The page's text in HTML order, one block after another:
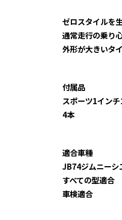
ゼロスタイルを
通常走行の乗り
外形が大きいタ
付属品
スポーツ1イン
4本
適合車種
JB74ジムニーシ
すべての型適合
車検適合